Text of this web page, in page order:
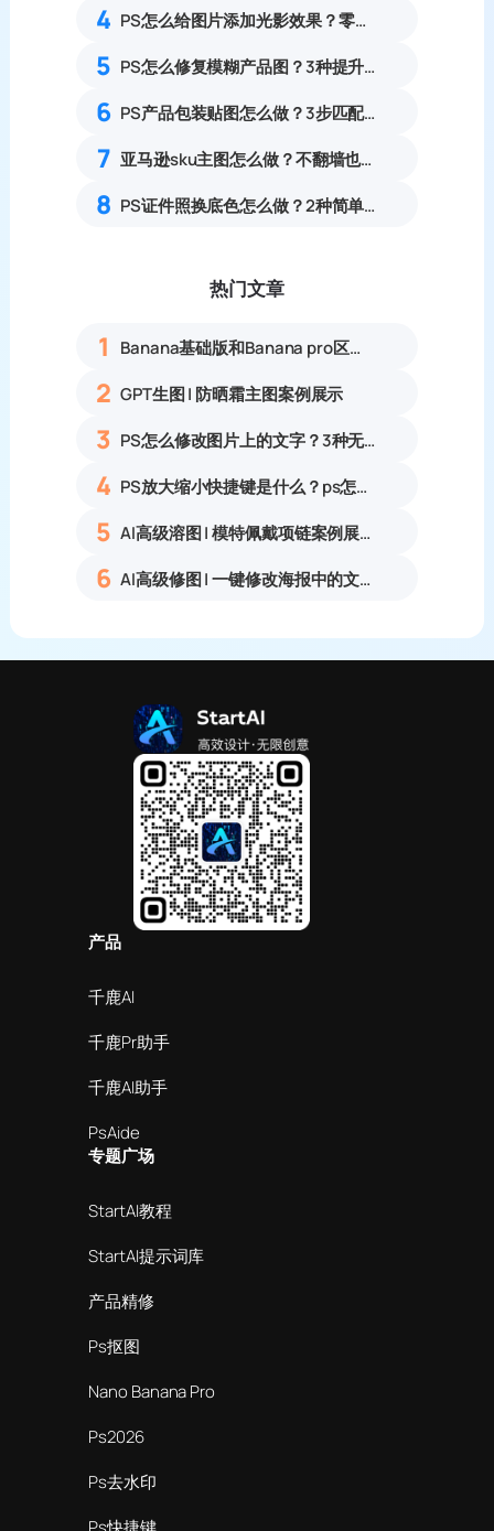
4 PS怎么给图片添加光影效果？零基础制作自然通透光影特效教程
5 PS怎么修复模糊产品图？3种提升清晰度技巧
6 PS产品包装贴图怎么做？3步匹配光影实现真实立体效果
7 亚马逊sku主图怎么做？不翻墙也能用GPT的PS教程
8 PS证件照换底色怎么做？2种简单处理方式
热门文章
1 Banana基础版和Banana pro区别对比丨具体案例应用+使用教程
2 GPT生图 | 防晒霜主图案例展示
3 PS怎么修改图片上的文字？3种无痕改字方法，新手也能搞定
4 PS放大缩小快捷键是什么？ps怎么把图片拉大拉小？
5 AI高级溶图 | 模特佩戴项链案例展示
6 AI高级修图 | 一键修改海报中的文字
产品
千鹿AI
千鹿Pr助手
千鹿AI助手
PsAide
专题广场
StartAI教程
StartAI提示词库
产品精修
Ps抠图
Nano Banana Pro
Ps2026
Ps去水印